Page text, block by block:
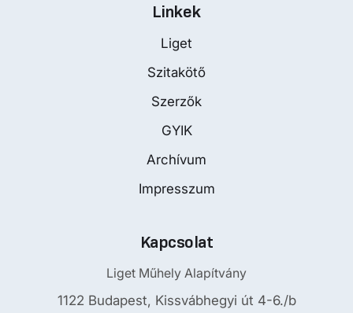
Linkek
Liget
Szitakötő
Szerzők
GYIK
Archívum
Impresszum
Kapcsolat
Liget Műhely Alapítvány
1122 Budapest, Kissvábhegyi út 4-6./b